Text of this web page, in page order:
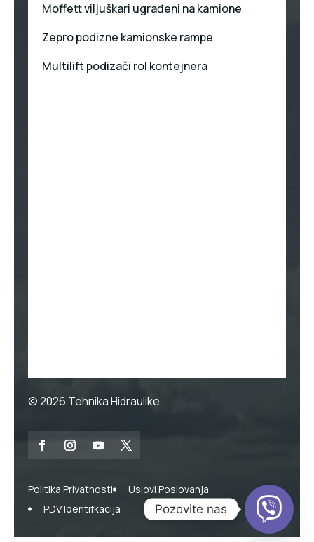
Moffett viljuškari ugrađeni na kamione
Zepro podizne kamionske rampe
Multilift podizači rol kontejnera
© 2026 Tehnika Hidraulike
Politika Privatnosti
Uslovi Poslovanja
PDV Identifkacija
Pozovite nas